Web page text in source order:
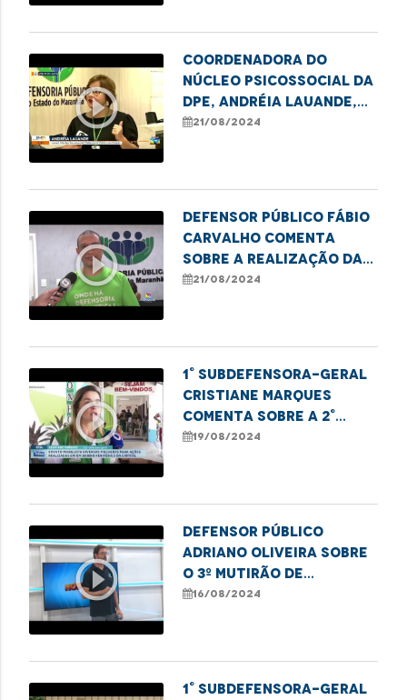
play_circle_outline
Coordenadora do
Núcleo Psicossocial da
DPE, Andréia Lauande,
fala sobre a população
21/08/2024
play_circle_outline
Defensor público Fábio
Carvalho comenta
sobre a realização da
edição do programa
21/08/2024
play_circle_outline
1° Subdefensora-geral
Cristiane Marques
comenta sobre a 2°
edição do projeto Te
19/08/2024
play_circle_outline
Defensor público
Adriano Oliveira sobre
o 3º Mutirão de
Registro de
16/08/2024
1° Subdefensora-geral